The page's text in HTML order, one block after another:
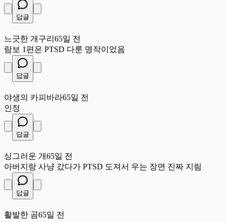
답글
느긋한 개구리 65일 전
람보 1편은 PTSD 다룬 명작이었음
답글
야생의 카피바라65일 전
인정
답글
싱그러운 개65일 전
아버지랑 사냥 갔다가 PTSD 도져서 우는 장면 진짜 지림
답글
활발한 곰65일 전